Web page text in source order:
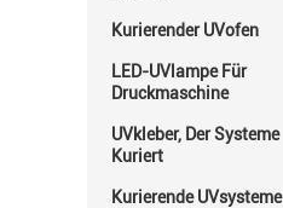
Kurierender UVofen
LED-UVlampe Für
Druckmaschine
UVkleber, Der Systeme
Kuriert
Kurierende UVsysteme